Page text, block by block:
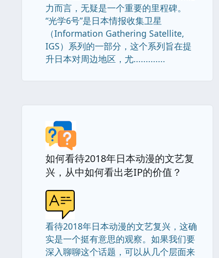
力而言，无疑是一个重要的里程碑。
“光学6号”是日本情报收集卫星
（Information Gathering Satellite,
IGS）系列的一部分，这个系列旨在提
升日本对周边地区，尤.............
如何看待2018年日本动漫的文艺复
兴，从中如何看出老IP的价值？
看待2018年日本动漫的文艺复兴，这确
实是一个挺有意思的观察。如果我们要
深入聊聊这个话题，可以从几个层面来